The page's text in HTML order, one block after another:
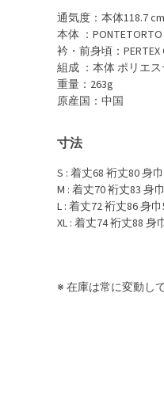
通気度：本体118.7
本体 ：PONTETORTO
衿・前身頃：
組成 ：本体 ポリエ
重量：263g
原産国：中国
寸法
S : 着丈68 裄丈80 身
M : 着丈70 裄丈83 身
L : 着丈72 裄丈86 身
XL : 着丈74 裄丈88 身
※ 在庫は常に変動し